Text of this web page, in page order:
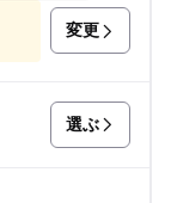
変更
選ぶ